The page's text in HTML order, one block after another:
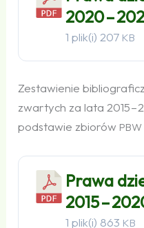
2020 –
1 plik(i) 207 KB
Zestawienie
zwartych za lata 2015 –
podstawie zbiorów PBW
Prawa
2015 –
1 plik(i) 863 KB